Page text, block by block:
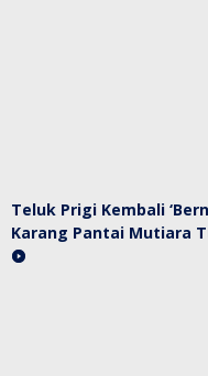
Teluk Prigi Kembali
Karang Pantai Mutiara